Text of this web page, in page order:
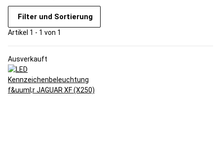
Filter und Sortierung
Artikel 1 - 1 von 1
Ausverkauft